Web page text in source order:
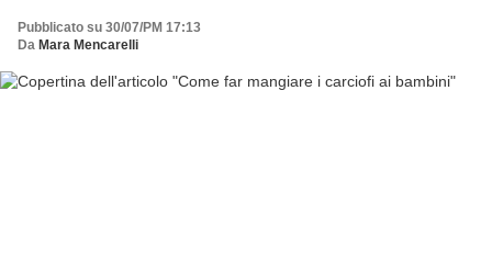
Pubblicato su 30/07/PM 17:13
Da Mara Mencarelli